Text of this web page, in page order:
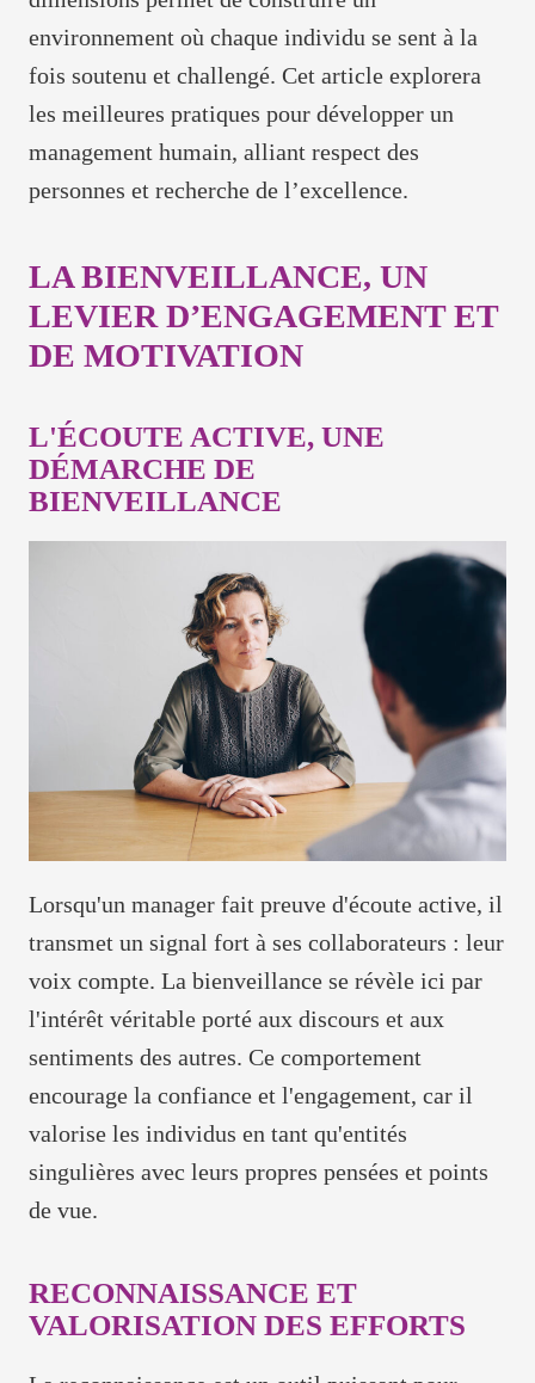
environnement où chaque individu se sent à la
fois soutenu et challengé. Cet article explorera
les meilleures pratiques pour développer un
management humain, alliant respect des
personnes et recherche de l’excellence.
LA BIENVEILLANCE, UN
LEVIER D’ENGAGEMENT ET
DE MOTIVATION
L'ÉCOUTE ACTIVE, UNE
DÉMARCHE DE
BIENVEILLANCE
Lorsqu'un manager fait preuve d'écoute active, il
transmet un signal fort à ses collaborateurs : leur
voix compte. La bienveillance se révèle ici par
l'intérêt véritable porté aux discours et aux
sentiments des autres. Ce comportement
encourage la confiance et l'engagement, car il
valorise les individus en tant qu'entités
singulières avec leurs propres pensées et points
de vue.
RECONNAISSANCE ET
VALORISATION DES EFFORTS